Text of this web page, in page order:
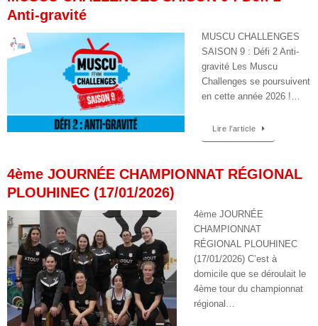
Anti-gravité
MUSCU CHALLENGES
SAISON 9 : Défi 2 Anti-
gravité Les Muscu
Challenges se poursuivent
en cette année 2026 !…
Lire l’article
4ème JOURNÉE CHAMPIONNAT RÉGIONAL
PLOUHINEC (17/01/2026)
4ème JOURNÉE
CHAMPIONNAT
RÉGIONAL PLOUHINEC
(17/01/2026) C’est à
domicile que se déroulait le
4ème tour du championnat
régional…